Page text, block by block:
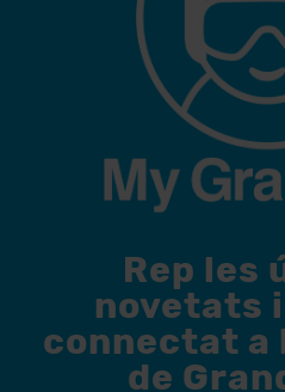
Rep les
novetats
connectat
de